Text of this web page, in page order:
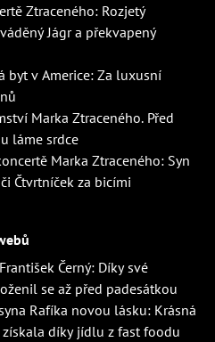
Ztraceného: Rozjetý
Jágr a překvapený
byt v Americe: Za luxusní
Marka Ztraceného. Před
láme srdce
Marka Ztraceného: Syn
Čtvrtníček za bicími
Černý: Díky své
se až před padesátkou
Rafíka novou lásku: Krásná
díky jídlu z fast foodu